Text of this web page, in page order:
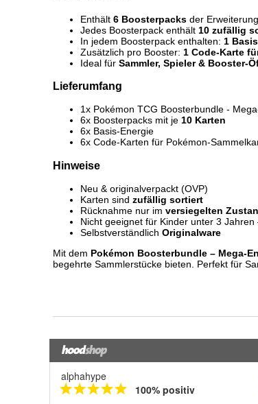
alphahype
100% positiv